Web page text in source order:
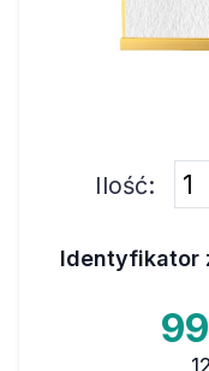
Ilość:
Identyfikator